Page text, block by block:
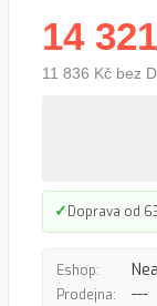
14
11 836 Kč bez
✓Doprava od
Eshop:
Prodejna: ---